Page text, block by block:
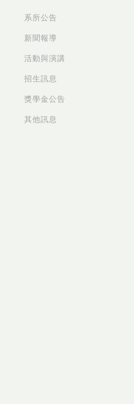
系所公告
新聞報導
活動與演講
招生訊息
獎學金公告
其他訊息